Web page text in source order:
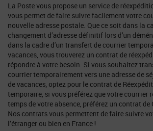
La Poste vous propose un service de
vous permet de faire suivre facilement votre
nouvelle adresse postale. Que ce soit dans la
changement d’adresse définitif lors d’un
dans la cadre d’un transfert de courrier
vacances, vous trouverez un contrat de
répondre à votre besoin. Si vous souhaitez
courrier temporairement vers une adresse de
de vacances, optez pour le contrat de
temporaire, si vous préférez que votre courrier
temps de votre absence, préférez un contrat de
Nos contrats vous permettent de faire suivre
l’étranger ou bien en France !